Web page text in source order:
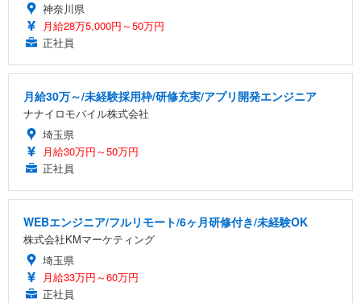
神奈川県
月給28万5,000円～50万円
正社員
月給30万～/未経験採用枠/研修充実/アプリ開発エンジニア
ナナイロモバイル株式会社
埼玉県
月給30万円～50万円
正社員
WEBエンジニア/フルリモート/6ヶ月研修付き/未経験OK
株式会社KMマーケティング
埼玉県
月給33万円～60万円
正社員